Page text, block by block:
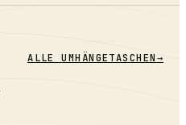
ALLEUMHÄNGETASCHEN→